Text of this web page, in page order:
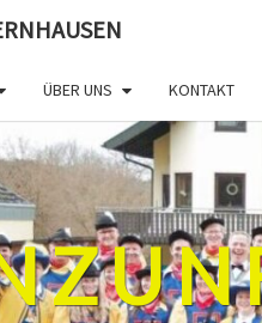
ÜBER UNS KONTAKT